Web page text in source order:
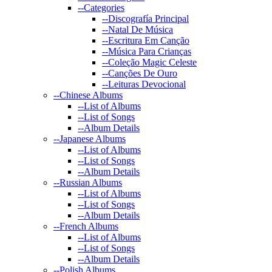
--Categories
--Discografía Principal
--Natal De Música
--Escritura Em Canção
--Música Para Crianças
--Coleção Magic Celeste
--Canções De Ouro
--Leituras Devocional
--Chinese Albums
--List of Albums
--List of Songs
--Album Details
--Japanese Albums
--List of Albums
--List of Songs
--Album Details
--Russian Albums
--List of Albums
--List of Songs
--Album Details
--French Albums
--List of Albums
--List of Songs
--Album Details
--Polish Albums